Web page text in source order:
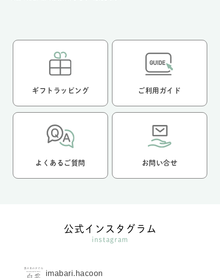
ギフトラッピング ご利用ガイド
よくあるご質問 お問い合せ
公式インスタグラム
instagram
imabari.hacoon